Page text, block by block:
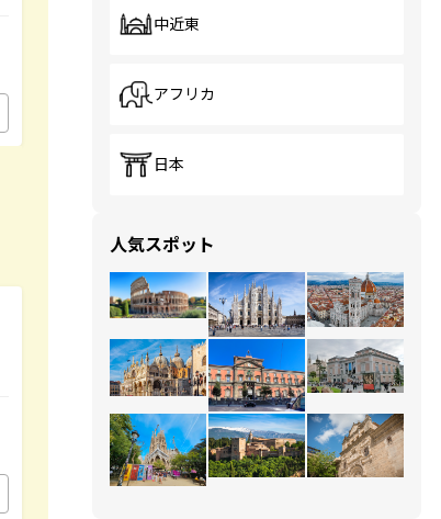
中近東
アフリカ
日本
人気スポット